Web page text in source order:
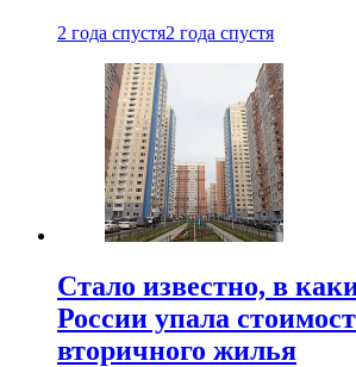
2 года спустя2 года спустя
Стало известно, в
России упала
вторичного жилья